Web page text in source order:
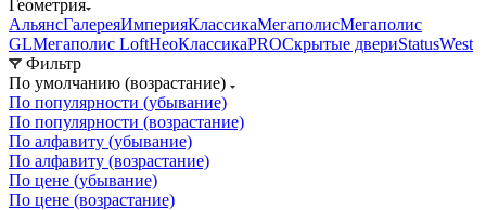
Геометрия
АльянсГалереяИмперияКлассикаМегаполисМегаполис
GLМегаполис LoftНеоКлассикаPROСкрытые двериStatusWest
Фильтр
По умолчанию (возрастание)
По популярности (убывание)
По популярности (возрастание)
По алфавиту (убывание)
По алфавиту (возрастание)
По цене (убывание)
По цене (возрастание)